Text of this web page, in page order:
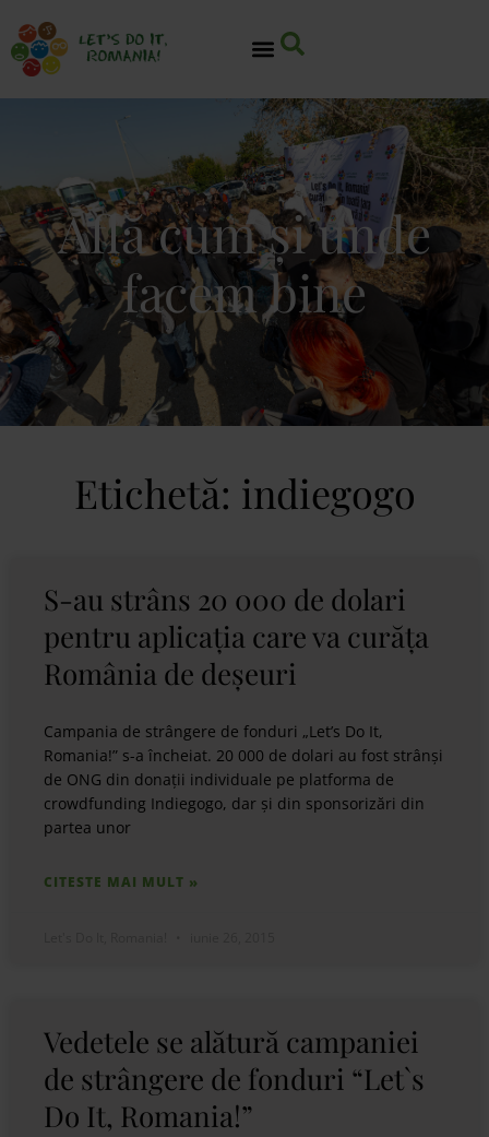
Află cum și unde
facem bine
Etichetă: indiegogo
S-au strâns 20 000 de dolari
pentru aplicația care va curăța
România de deșeuri
Campania de strângere de fonduri „Let’s Do It,
Romania!” s-a încheiat. 20 000 de dolari au fost strânși
de ONG din donații individuale pe platforma de
crowdfunding Indiegogo, dar și din sponsorizări din
partea unor
CITESTE MAI MULT »
Vedetele se alătură campaniei
de strângere de fonduri “Let`s
Do It, Romania!”